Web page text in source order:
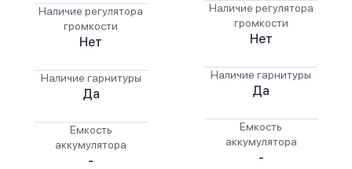
Наличие регулятора
громкости
Нет
Наличие гарнитуры
Да
Емкость
аккумулятора
-
Наличие регулятора
громкости
Нет
Наличие гарнитуры
Да
Емкость
аккумулятора
-